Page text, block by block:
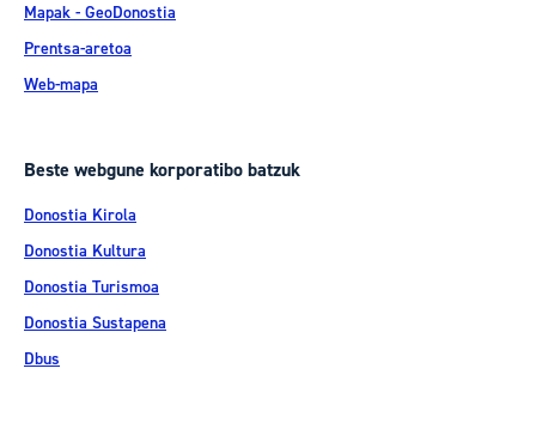
Mapak - GeoDonostia
Prentsa-aretoa
Web-mapa
Beste webgune korporatibo batzuk
Donostia Kirola
Donostia Kultura
Donostia Turismoa
Donostia Sustapena
Dbus